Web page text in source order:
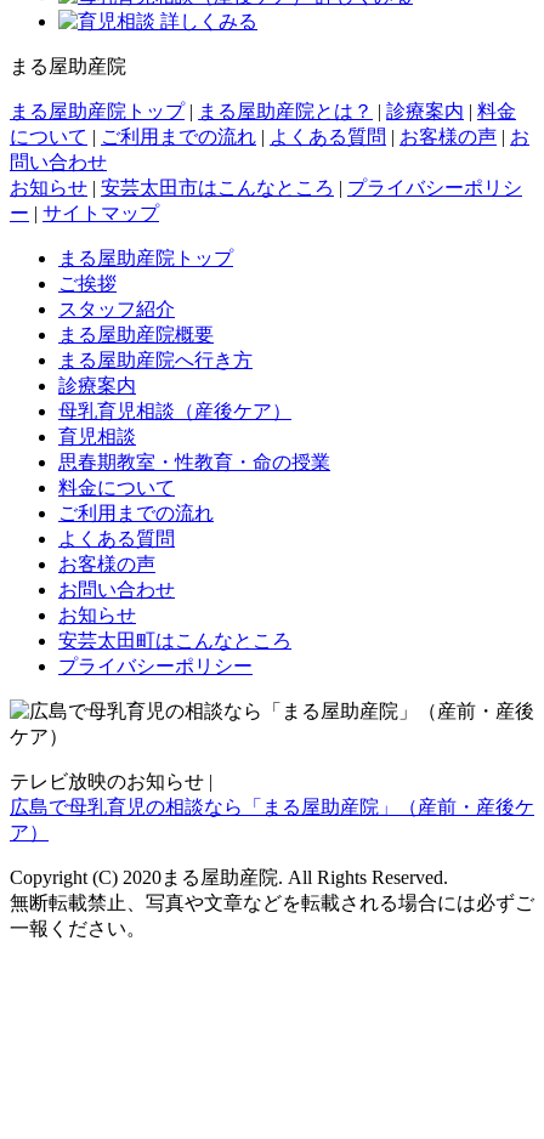
まる屋助産院
まる屋助産院トップ| まる屋助産院とは？ | 診療案内 | 料金
について | ご利用までの流れ | よくある質問 | お客様の声 | お
問い合わせ
お知らせ | 安芸太田市はこんなところ | プライバシーポリシ
ー | サイトマップ
まる屋助産院トップ
ご挨拶
スタッフ紹介
まる屋助産院概要
まる屋助産院へ行き方
診療案内
母乳育児相談（産後ケア）
育児相談
思春期教室・性教育・命の授業
料金について
ご利用までの流れ
よくある質問
お客様の声
お問い合わせ
お知らせ
安芸太田町はこんなところ
プライバシーポリシー
テレビ放映のお知らせ |
広島で母乳育児の相談なら「まる屋助産院」（産前・産後ケ
ア）
Copyright (C) 2020まる屋助産院. All Rights Reserved.
無断転載禁止、写真や文章などを転載される場合には必ずご
一報ください。